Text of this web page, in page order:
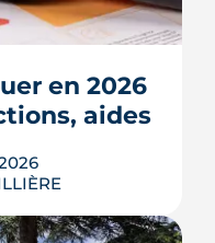
m2 : le guide
en 2026
aides